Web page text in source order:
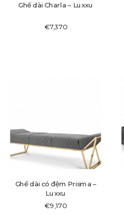
Ghế dài Charla – Luxxu
€7,370
Ghế dài có đệm Prisma –
Luxxu
€9,170